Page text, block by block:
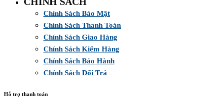
Chính Sách Bảo Mật
Chính Sách Thanh Toán
Chính Sách Giao Hàng
Chính Sách Kiểm Hàng
Chính Sách Bảo Hành
Chính Sách Đổi Trả
Hỗ trợ thanh toán